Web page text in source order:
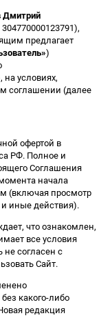
Дмитрий
предлагает
)
на условиях,
соглашении (далее
офертой в
РФ. Полное и
Соглашения
начала
(включая просмотр
иные действия).
что ознакомлен,
все условия
не согласен с
Сайт.
какого-либо
редакция